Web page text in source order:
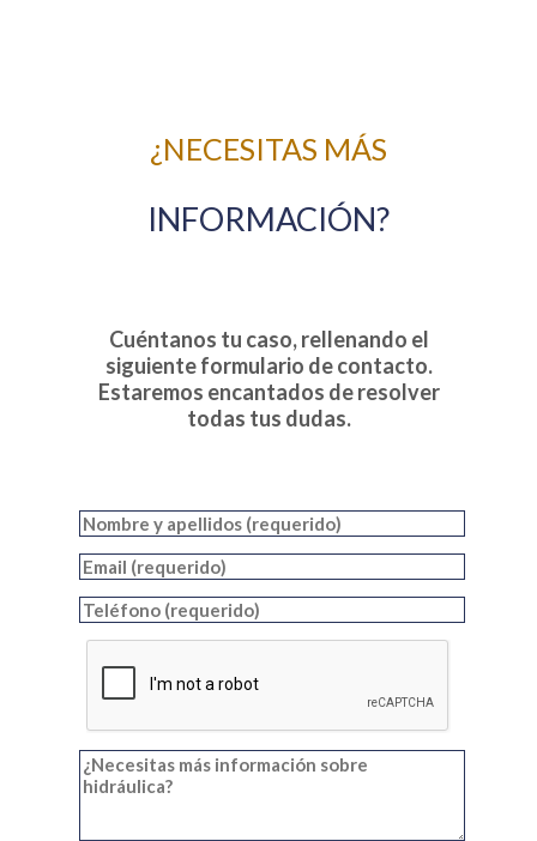
¿NECESITAS MÁS
INFORMACIÓN?
Cuéntanos tu caso, rellenando el
siguiente formulario de contacto.
Estaremos encantados de resolver
todas tus dudas.